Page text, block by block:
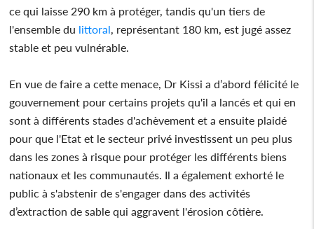
ce qui laisse 290 km à protéger, tandis qu'un tiers de
l'ensemble du littoral , représentant 180 km, est jugé assez
stable et peu vulnérable.
En vue de faire a cette menace, Dr Kissi a d’abord félicité le
gouvernement pour certains projets qu'il a lancés et qui en
sont à différents stades d'achèvement et a ensuite plaidé
pour que l'Etat et le secteur privé investissent un peu plus
dans les zones à risque pour protéger les différents biens
nationaux et les communautés. Il a également exhorté le
public à s'abstenir de s'engager dans des activités
d’extraction de sable qui aggravent l'érosion côtière.